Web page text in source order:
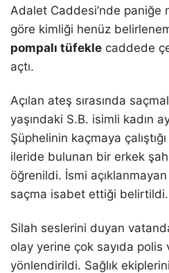
Adalet Caddesi’nde paniğe
göre kimliği henüz
pompalı tüfekle caddede
açtı.
Açılan ateş sırasında
yaşındaki S.B. isimli kadın
Şüphelinin kaçmaya
ileride bulunan bir erkek
öğrenildi. İsmi
saçma isabet ettiği belirtildi.
Silah seslerini duyan
olay yerine çok sayıda polis
yönlendirildi. Sağlık